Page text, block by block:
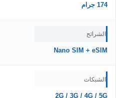
174 جرام
الشرائح
Nano SIM + eSIM
الشبكات
2G / 3G / 4G / 5G